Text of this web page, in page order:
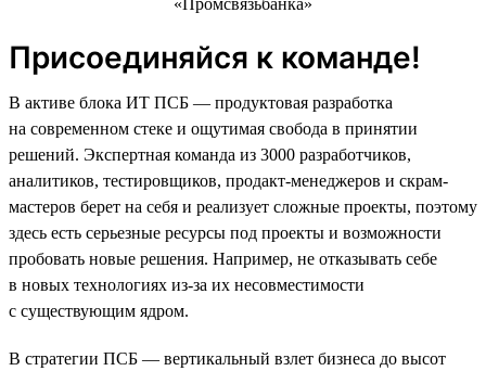
Присоединяйся к команде!
В активе блока ИТ ПСБ — продуктовая разработка
на современном стеке и ощутимая свобода в принятии
решений. Экспертная команда из 3000 разработчиков,
аналитиков, тестировщиков, продакт-менеджеров и скрам-
мастеров берет на себя и реализует сложные проекты, поэтому
здесь есть серьезные ресурсы под проекты и возможности
пробовать новые решения. Например, не отказывать себе
в новых технологиях из-за их несовместимости
с существующим ядром.
В стратегии ПСБ — вертикальный взлет бизнеса до высот